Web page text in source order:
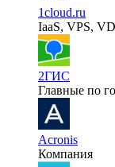
1cloud.ru
IaaS, VPS,
2ГИС
Главные по
Acronis
Компания